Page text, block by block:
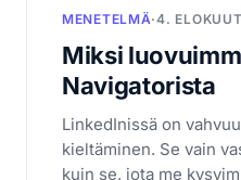
LegalMENETELMÄ·4.
Miksi
Navigatorista
LinkedInissä on
kieltäminen. Se vain
kuin se, jota me